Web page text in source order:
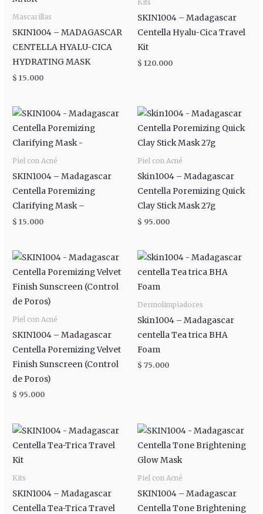
Mascarillas
SKIN1004 – MADAGASCAR
CENTELLA HYALU-CICA
HYDRATING MASK
$ 15.000
Kits
SKIN1004 – Madagascar
Centella Hyalu-Cica Travel
Kit
$ 120.000
Piel con Acné
SKIN1004 – Madagascar
Centella Poremizing
Clarifying Mask –
$ 15.000
Piel con Acné
Skin1004 – Madagascar
Centella Poremizing Quick
Clay Stick Mask 27g
$ 95.000
Piel con Acné
SKIN1004 – Madagascar
Centella Poremizing Velvet
Finish Sunscreen (Control
de Poros)
$ 95.000
Dermolimpiadores
Skin1004 – Madagascar
centella Tea trica BHA
Foam
$ 75.000
Kits
SKIN1004 – Madagascar
Centella Tea-Trica Travel
Piel con Acné
SKIN1004 – Madagascar
Centella Tone Brightening